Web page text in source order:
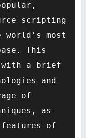
scripting
world's most
This
with a brief
and
of
as
of